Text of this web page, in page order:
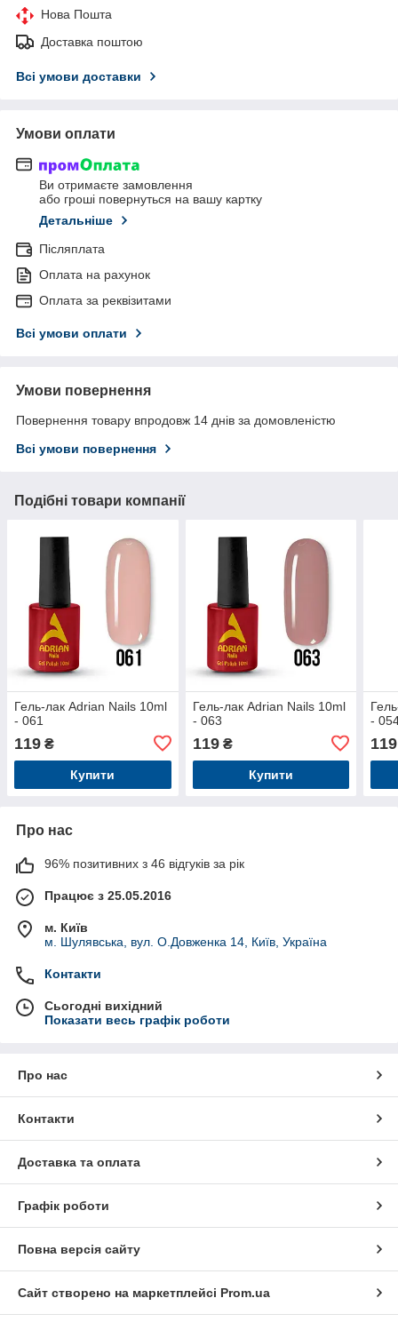
Нова Пошта
Доставка поштою
Всі умови доставки
Умови оплати
Ви отримаєте замовлення
або гроші повернуться на вашу картку
Детальніше
Післяплата
Оплата на рахунок
Оплата за реквізитами
Всі умови оплати
Умови повернення
Повернення товару впродовж 14 днів за домовленістю
Всі умови повернення
Подібні товари компанії
Гель-лак Adrian Nails 10ml
- 061
119 ₴
Купити
Гель-лак Adrian Nails 10ml
- 063
119₴
Купити
-
119
Про нас
96% позитивних з 46 відгуків за рік
Працює з 25.05.2016
м. Київ
м. Шулявська, вул. О.Довженка 14, Київ, Україна
Контакти
Сьогодні вихідний
Показати весь графік роботи
Про нас
Контакти
Доставка та оплата
Графік роботи
Повна версія сайту
Сайт створено на маркетплейсі Prom.ua